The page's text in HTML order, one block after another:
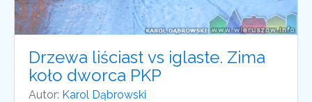
Drzewa liściast vs iglaste. Zima
koło dworca PKP
Autor: Karol Dąbrowski